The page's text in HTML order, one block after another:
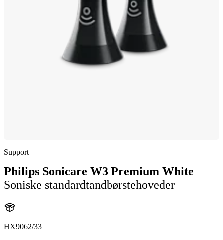
Support
Philips Sonicare W3 Premium White
Soniske standardtandbørstehoveder
HX9062/33